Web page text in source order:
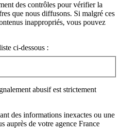
des contrôles pour vérifier la
que nous diffusons. Si malgré ces
inappropriés, vous pouvez
ci-dessous :
abusif est strictement
des informations inexactes ou une
auprès de votre agence France